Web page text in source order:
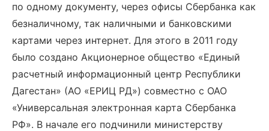
по одному документу, через офисы Сбербанка как
безналичному, так наличными и банковскими
картами через интернет. Для этого в 2011 году
было создано Акционерное общество «Единый
расчетный информационный центр Республики
Дагестан» (АО «ЕРИЦ РД») совместно с ОАО
«Универсальная электронная карта Сбербанка
РФ». В начале его подчинили министерству